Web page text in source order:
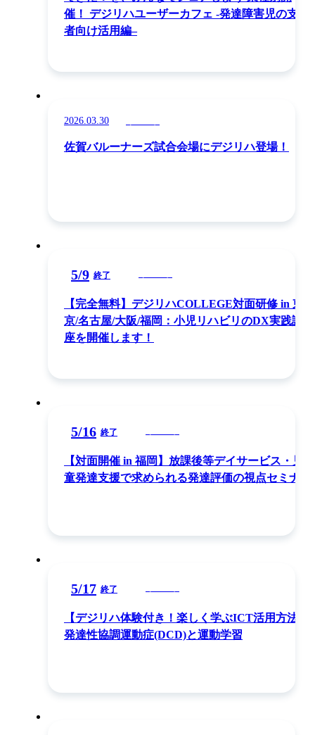
催！ デジリハユーザーカフェ -発達障害児の支援
者向け活用編–
2026.03.30
佐賀バルーナーズ試合会場にデジリハ登場！
5/9 終了
【完全無料】デジリハCOLLEGE対面研修 in 東
京/名古屋/大阪/福岡：小児リハビリのDX実践講
座を開催します！
5/16 終了
【対面開催 in 福岡】放課後等デイサービス・児
童発達支援で求められる発達評価の視点セミナー
5/17 終了
【デジリハ体験付き！楽しく学ぶICT活用方法】
発達性協調運動症(DCD)と運動学習